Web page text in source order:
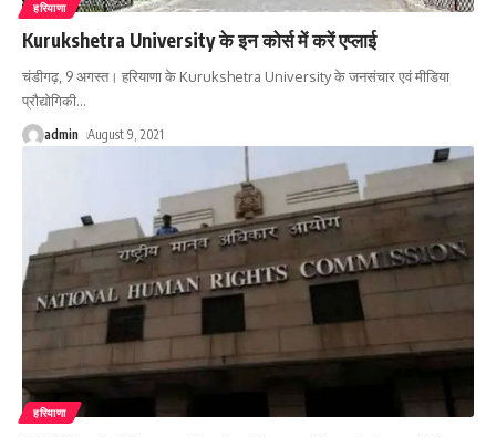
हरियाणा
Kurukshetra University के इन कोर्स में करें एप्लाई
चंडीगढ़, 9 अगस्त। हरियाणा के Kurukshetra University के जनसंचार एवं मीडिया
प्रौद्योगिकी…
admin August 9, 2021
हरियाणा